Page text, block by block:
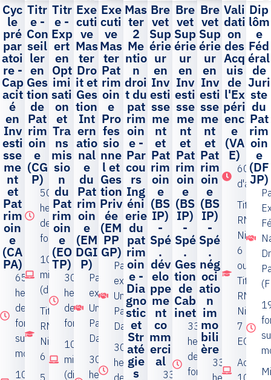
Cyc
le
pré
par
atoi
re -
Cap
acit
é
en
Inv
esti
sse
me
nt
et
Pat
rim
oin
e
(CA
PA)
65
heures
de
formation
sur 3
mois
100% à
Titr
e -
Con
seil
ler
en
Ges
tion
de
Pat
rim
oin
e
(CG
P)
500
heures
de
formation
100% à distance ou
mixte
(distance/présentiel)
Titre
RNCP
Niveau
6
5
Titr
e -
Exp
ert
en
Opt
imi
sati
on
et
Tra
ns
mis
sio
n
du
Pat
rim
oin
e
(EO
TP)
300
heures
de
formation
100% à distance ou
mixte
(distance/présentiel)
Exe
cuti
ve
Mas
ter
Dro
it et
Ges
tion
Int
ern
atio
nal
e
du
Pat
rim
oin
e
(EM
DGI
P)
Partenariat
exclusif :
Université
Paris
Dauphine
300
heures
Exe
cuti
ve
Mas
ter
Pat
rim
oin
e
Pro
fes
sio
nne
l et
Ges
tion
Priv
ée
(EM
PP
GP)
Partenariat
exclusif :
Université
Paris
Dauphine
300
heures
de
Mas
ter
2
Me
ntio
n
droi
t du
pat
rim
oin
e -
Par
cou
rs
Ing
éni
erie
du
pat
rim
oin
e -
Dia
gno
stic
et
Str
até
gie
s
Bre
vet
Sup
érie
ur
en
Inv
esti
sse
me
nt
et
Pat
rim
oin
e
(BS
IP)
-
Spé
.
dév
elo
ppe
me
nt
co
mm
erci
al
330
Bre
vet
Sup
érie
ur
en
Inv
esti
sse
me
nt
et
Pat
rim
oin
e
(BS
IP)
-
Spé
.
Ges
tion
de
Cab
inet
330
heures
de
formation
Bre
vet
Sup
érie
ur
en
Inv
esti
sse
me
nt
et
Pat
rim
oin
e
(BS
IP)
-
Spé
.
nég
oci
atio
n
im
mo
bili
ère
330
heures
Vali
dati
on
des
Acq
uis
de
l'Ex
péri
enc
e
(VA
E)
60
Titre
RNCP
Niveau
6 CGP
ou
Titre
RNCP
Niveau
7
EOTP
100 %
Dip
lôm
e
Féd
éral
de
Juri
ste
du
Pat
rim
oin
e
(DF
JP)